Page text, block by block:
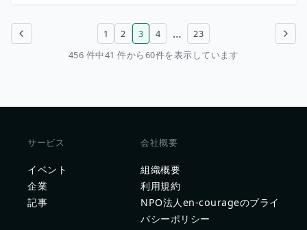
前のページ 次のページ
1 2 3 4 …
23
456 件中41 件から60件を表示しています
サービス
イベント
企業
記事
会社概要
組織概要
利用規約
NPO法人en-courageのプライ
バシーポリシー